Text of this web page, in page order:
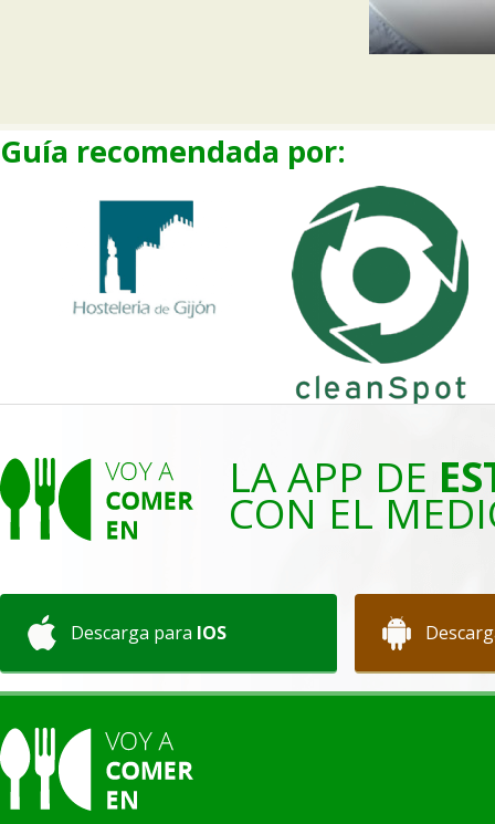
Guía recomendada por:
LA APP DE
CON EL
Descarga para IOS